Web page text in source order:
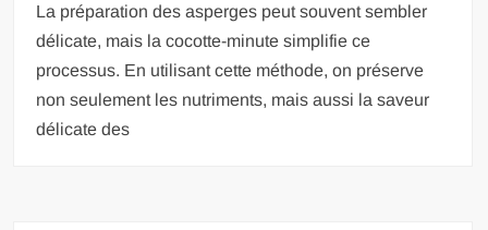
La préparation des asperges peut souvent sembler
délicate, mais la cocotte-minute simplifie ce
processus. En utilisant cette méthode, on préserve
non seulement les nutriments, mais aussi la saveur
délicate des